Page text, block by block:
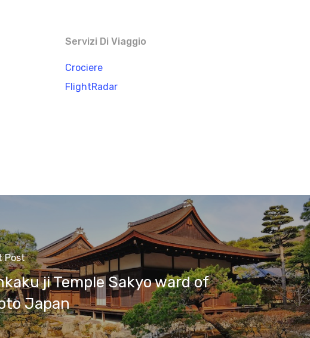
Servizi Di Viaggio
Crociere
FlightRadar
Post
ji Temple Sakyo ward of
Japan